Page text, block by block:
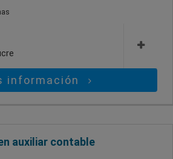
información
auxiliar contable